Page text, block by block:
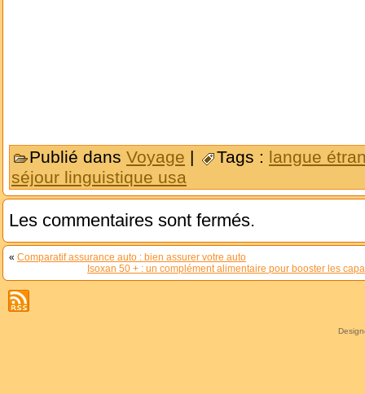
Publié dans Voyage | Tags : langue
séjour linguistique usa
Les commentaires sont fermés.
« Comparatif assurance auto : bien assurer votre auto
Isoxan 50 + : un complément alimentaire pour booster les